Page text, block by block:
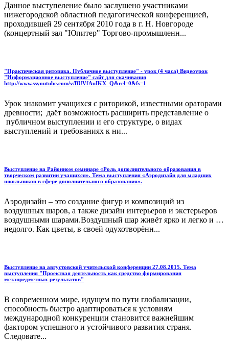
Данное выступеление было заслушено участниками
нижегородской областной педагогической конференцией,
проходившей 29 сентября 2010 года в г. Н. Новгороде
(концертный зал "Юпитер" Торгово-промышленн...
"Практическая риторика. Публичное выступление" - урок (4 часа) Видеоурок
"Информационное выступление" сайт для скачивания
http://www.ssyoutube.com/v/BUVfAuIKX_Q&rel=0&fs=1
Урок знакомит учащихся с риторикой, известными ораторами
древности; даёт возможность расширить представление о
публичном выступлении и его структуре, о видах
выступлений и требованиях к ни...
Выступление на Районном семинаре «Роль дополнительного образования в
творческом развитии учащихся». Тема выступления «Аэродизайн для младших
школьников в сфере дополнительного образования».
Аэродизайн – это создание фигур и композиций из
воздушных шаров, а также дизайн интерьеров и экстерьеров
воздушными шарами.Воздушный шар живёт ярко и легко и …
недолго. Как цветы, в своей одухотворённ...
Выступление на августовской учительской конференции 27.08.2015. Тема
выступления "Проектная деятельность как средство формирования
метапредметных результатов"
В современном мире, идущем по пути глобализации,
способность быстро адаптироваться к условиям
международной конкуренции становится важнейшим
фактором успешного и устойчивого развития страня.
Следовате...